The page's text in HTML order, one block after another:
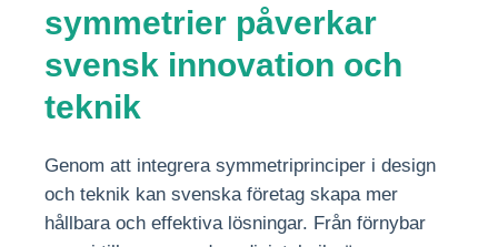
symmetrier påverkar
svensk innovation och
teknik
Genom att integrera symmetriprinciper i design
och teknik kan svenska företag skapa mer
hållbara och effektiva lösningar. Från förnybar